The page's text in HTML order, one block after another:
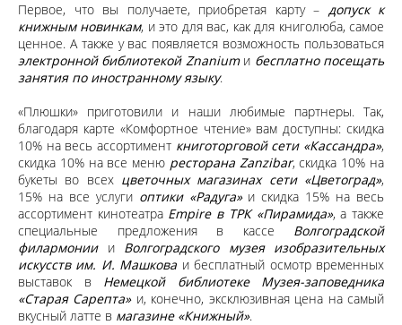
Первое, что вы получаете, приобретая карту – допуск к
книжным новинкам, и это для вас, как для книголюба, самое
ценное. А также у вас появляется возможность пользоваться
электронной библиотекой Znaniumи бесплатно посещать
занятия по иностранному языку.
«Плюшки» приготовили и наши любимые партнеры. Так,
благодаря карте «Комфортное чтение» вам доступны: скидка
10% на весь ассортимент книготорговой сети «Кассандра»,
скидка 10% на все меню ресторана Zanzibar, скидка 10% на
букеты во всех цветочных магазинах сети «Цветоград»,
15% на все услуги оптики «Радуга»и скидка 15% на весь
ассортимент кинотеатра Empire в ТРК «Пирамида», а также
специальные предложения в кассе Волгоградской
филармониии Волгоградского музея изобразительных
искусств им. И. Машкова и бесплатный осмотр временных
выставок в Немецкой библиотеке Музея-заповедника
«Старая Сарепта»и, конечно, эксклюзивная цена на самый
вкусный латте в магазине «Книжный».